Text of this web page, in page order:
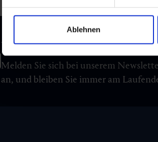
Ablehnen
Newsletter
Melden Sie sich bei unserem
an, und bleiben Sie immer am